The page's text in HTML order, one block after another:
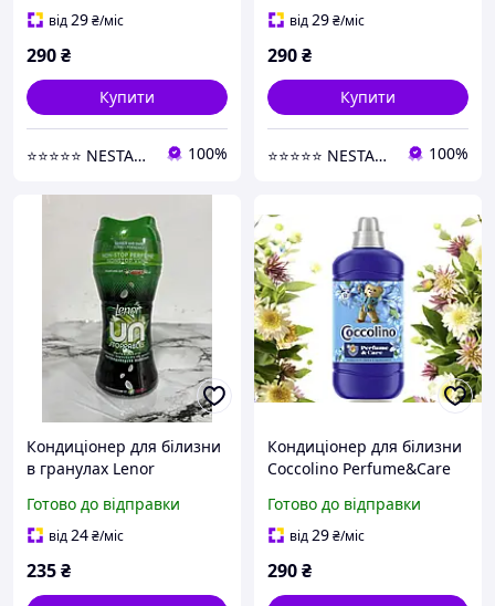
від29₴/міс
290₴
Купити
⭐⭐⭐⭐⭐ NESTANDART MAGAZ 100%
мл від29₴/міс
290₴
Купити
⭐⭐⭐⭐⭐ NESTANDART MAGAZ 100%
Кондиціонер для білизни
в гранулах Lenor
Pearls Ariel 195г
Готово до відправки
від24₴/міс
235₴
Кондиціонер для білизни
Coccolino Perfume&Care
51 прання,1250мл
Готово до відправки
від29₴/міс
290₴